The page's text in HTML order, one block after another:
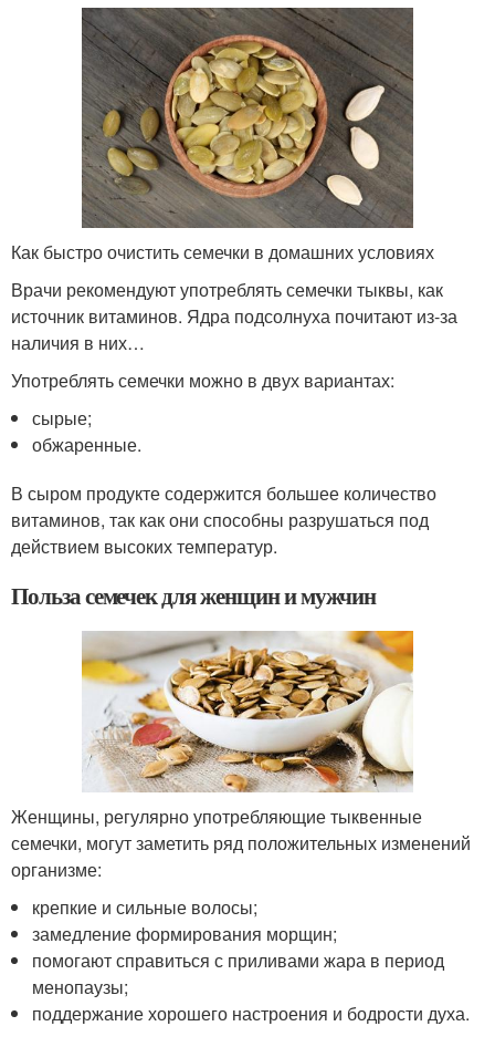
Как быстро очистить семечки в домашних условиях
Врачи рекомендуют употреблять семечки тыквы, как
источник витаминов. Ядра подсолнуха почитают из-за
наличия в них…
Употреблять семечки можно в двух вариантах:
сырые;
обжаренные.
В сыром продукте содержится большее количество
витаминов, так как они способны разрушаться под
действием высоких температур.
Польза семечек для женщин и мужчин
Женщины, регулярно употребляющие тыквенные
семечки, могут заметить ряд положительных изменений
организме:
крепкие и сильные волосы;
замедление формирования морщин;
помогают справиться с приливами жара в период
менопаузы;
поддержание хорошего настроения и бодрости духа.